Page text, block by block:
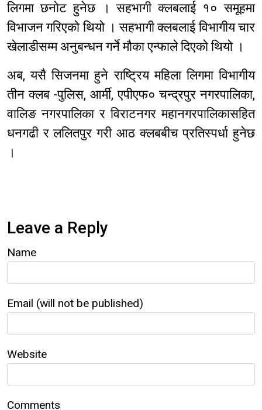
लिगमा छनोट हुनेछ । सहभागी क्लबलाई १० समूहमा
विभाजन गरिएको थियो । सहभागी क्लबलाई विभागीय चार
खेलाडीसम्म अनुबन्धन गर्ने मौका एन्फाले दिएको थियो ।
अब, यसै सिजनमा हुने राष्ट्रिय महिला लिगमा विभागीय
तीन क्लब -पुलिस, आर्मी, एपीएफ० चन्द्रपुर नगरपालिका,
वालिङ नगरपालिका र विराटनगर महानगरपालिकासहित
धनगढी र ललितपुर गरी आठ क्लबबीच प्रतिस्पर्धा हुनेछ
।
Leave a Reply
Name
Email (will not be published)
Website
Comments